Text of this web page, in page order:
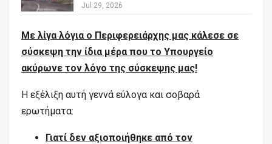
Jul 29, 2026
Με λίγα λόγια ο Περιφερειάρχης μας κάλεσε σε
σύσκεψη την ίδια μέρα που το Υπουργείο
ακύρωνε τον λόγο της σύσκεψης μας!
Η εξέλιξη αυτή γεννά εύλογα και σοβαρά
ερωτήματα:
Γιατί δεν αξιοποιήθηκε από τον